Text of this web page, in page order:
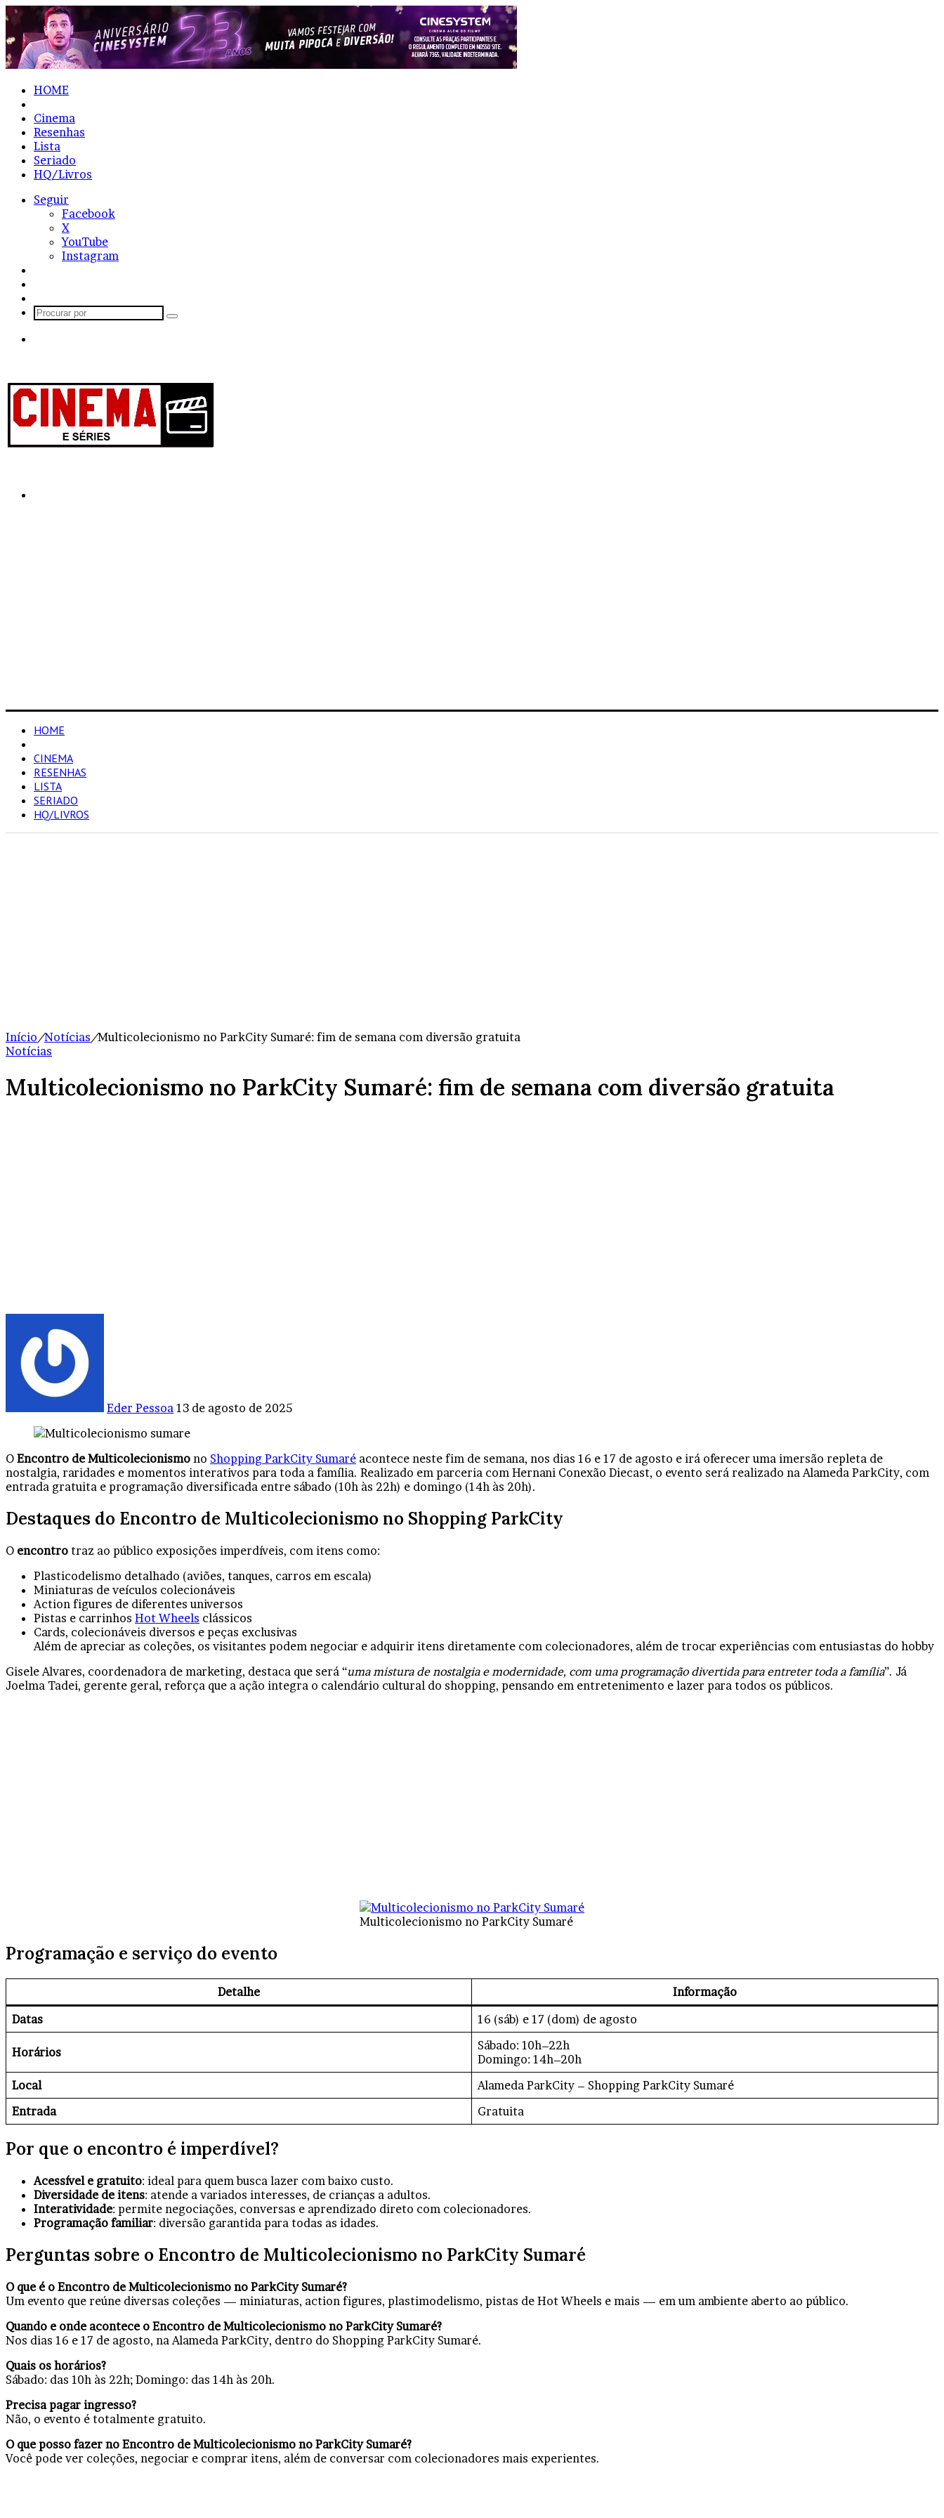
HOME
Cinema
Resenhas
Lista
Seriado
HQ/Livros
Seguir
Facebook
X
YouTube
Instagram
Lateral
Procurar
HOME
CINEMA
RESENHAS
LISTA
SERIADO
HQ/LIVROS
Início/Notícias/Multicolecionismo no ParkCity Sumaré: fim de semana com diversão gratuita
Notícias
Multicolecionismo no ParkCity Sumaré: fim de semana com diversão gratuita
Eder Pessoa 13 de agosto de 2025
Facebook
X
Linkedin
Tumblr
Pinterest
Reddit
VK
OK
Pocket
O Encontro de Multicolecionismo no Shopping ParkCity Sumaré acontece neste fim de semana, nos dias 16 e 17 de agosto e irá oferecer uma imersão repleta de
nostalgia, raridades e momentos interativos para toda a família. Realizado em parceria com Hernani Conexão Diecast, o evento será realizado na Alameda ParkCity, com
entrada gratuita e programação diversificada entre sábado (10h às 22h) e domingo (14h às 20h).
Destaques do Encontro de Multicolecionismo no Shopping ParkCity
O encontro traz ao público exposições imperdíveis, com itens como:
Plasticodelismo detalhado (aviões, tanques, carros em escala)
Miniaturas de veículos colecionáveis
Action figures de diferentes universos
Pistas e carrinhos Hot Wheels clássicos
Cards, colecionáveis diversos e peças exclusivas
Além de apreciar as coleções, os visitantes podem negociar e adquirir itens diretamente com colecionadores, além de trocar experiências com entusiastas do hobby
Gisele Alvares, coordenadora de marketing, destaca que será “uma mistura de nostalgia e modernidade, com uma programação divertida para entreter toda a família”. Já
Joelma Tadei, gerente geral, reforça que a ação integra o calendário cultural do shopping, pensando em entretenimento e lazer para todos os públicos.
Multicolecionismo no ParkCity Sumaré
Programação e serviço do evento
Detalhe
Informação
Datas
16 (sáb) e 17 (dom) de agosto
Horários
Sábado: 10h–22h
Domingo: 14h–20h
Local
Alameda ParkCity – Shopping ParkCity Sumaré
Entrada
Gratuita
Por que o encontro é imperdível?
Acessível e gratuito: ideal para quem busca lazer com baixo custo.
Diversidade de itens: atende a variados interesses, de crianças a adultos.
Interatividade: permite negociações, conversas e aprendizado direto com colecionadores.
Programação familiar: diversão garantida para todas as idades.
Perguntas sobre o Encontro de Multicolecionismo no ParkCity Sumaré
O que é o Encontro de Multicolecionismo no ParkCity Sumaré?
Um evento que reúne diversas coleções — miniaturas, action figures, plastimodelismo, pistas de Hot Wheels e mais — em um ambiente aberto ao público.
Quando e onde acontece o Encontro de Multicolecionismo no ParkCity Sumaré?
Nos dias 16 e 17 de agosto, na Alameda ParkCity, dentro do Shopping ParkCity Sumaré.
Quais os horários?
Sábado: das 10h às 22h; Domingo: das 14h às 20h.
Precisa pagar ingresso?
Não, o evento é totalmente gratuito.
O que posso fazer no Encontro de Multicolecionismo no ParkCity Sumaré?
Você pode ver coleções, negociar e comprar itens, além de conversar com colecionadores mais experientes.